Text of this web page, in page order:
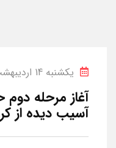
یکشنبه 14 اردیبهشت 1399
آغاز مرحله
آسیب دیده از